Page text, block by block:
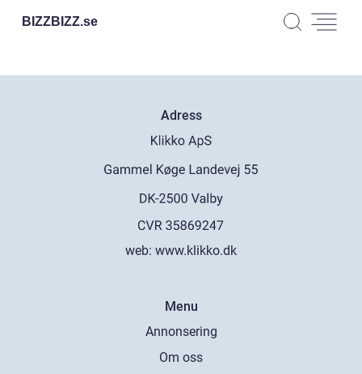
BIZZBIZZ.se
Adress
web: www.klikko.dk
Menu
Annonsering
Om oss